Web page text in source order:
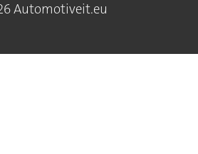
Automotiveit.eu